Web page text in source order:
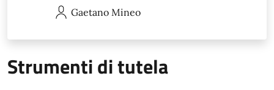
Gaetano Mineo
Strumenti di tutela